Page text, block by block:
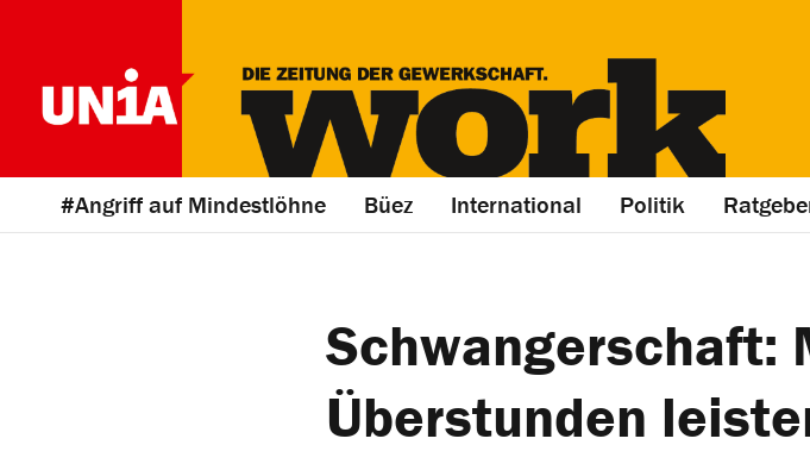
#Angriff auf Mindestlöhne Büez International Politik
Schwangerschaft:
Überstunden